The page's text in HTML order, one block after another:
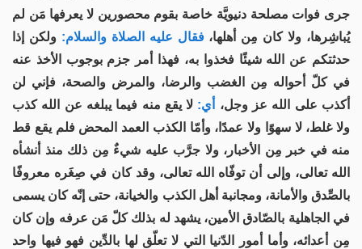
جرى فوات مصلحة دنيويَّة خاصة بقوم محصورين لا يعرفها مَن لم
يُباشِرها، ولا كان مِن أهلها، فقال عليه الصلاة والسلام: ولكن إذا
حدثتكم عن الله شيئًا فخذوا به، فهذا أمر جزم بوجوب الأخذ عنه
في كلّ أحواله مِن الغضب والرضا، والمرض والصحة، فإني لن
أكذب على الله عز وجل، أي: لا يقع منه فيما يبلغه عن الله كذب
ولا غلط، لا سهوًا ولا عمدًا، وأمّا الكذب العمد المحض فلم يقع قط
منه في خبر مِن الأخبار، ولا جرَّب عليه شيءٌ مِن ذلك منذ أنشأه
الله تعالى، وإلى أن توفّاه الله تعالى، وقد كان في صِغَره معروفًا
بالصِّدق والأمانة، ومجانبة أهل الكذب والخيانة، حتى إنّه كان يسمى
في الجاهلية بالصّادق الأمين، يشهد له بذلك كلّ مَن عرفه وإن كان
مِن أعدائه، وأما أمور الدّنيا التي لا تعلّق لها بالدِّين فهو فيها واحد